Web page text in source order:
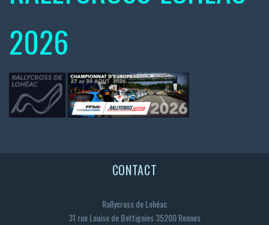
2026
CONTACT
Rallycross de Lohéac
31 rue Louise de Bettignies 35200 Rennes